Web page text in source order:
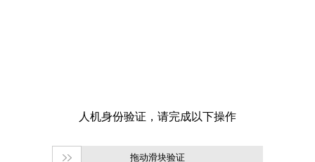
拖动滑块验证